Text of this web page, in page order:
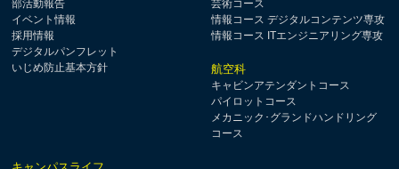
部活動報告
イベント情報
採用情報
デジタルパンフレット
いじめ防止基本方針
芸術コース
情報コース デジタルコンテンツ専攻
情報コース ITエンジニアリング専攻
航空科
キャビンアテンダントコース
パイロットコース
メカニック･グランドハンドリング
コース